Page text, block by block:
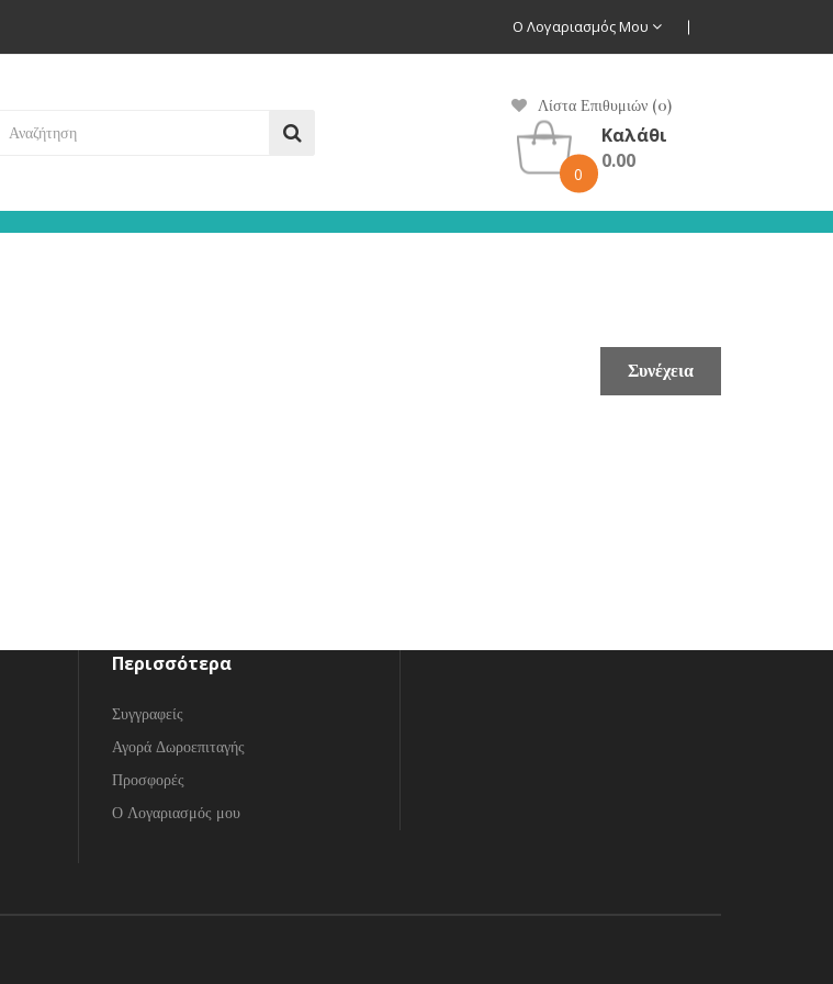
Ο Λογαριασμός Μου
Λίστα Επιθυμιών (0)
0
Καλάθι
0.00
Συνέχεια
Περισσότερα
Συγγραφείς
Αγορά Δωροεπιταγής
Προσφορές
Ο Λογαριασμός μου